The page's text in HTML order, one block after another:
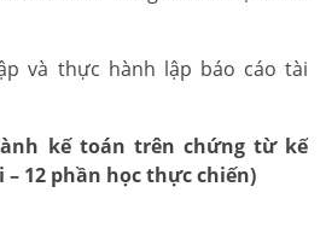
và thực hành lập báo cáo tài
kế toán trên chứng từ kế
12 phần học thực chiến)